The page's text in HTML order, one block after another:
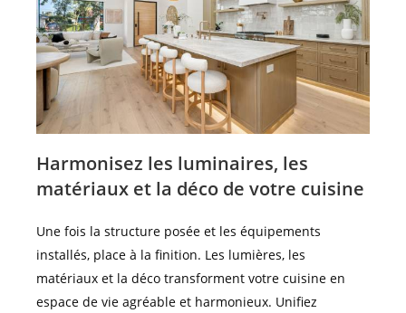
Harmonisez les luminaires, les
matériaux et la déco de votre cuisine
Une fois la structure posée et les équipements
installés, place à la finition. Les lumières, les
matériaux et la déco transforment votre cuisine en
espace de vie agréable et harmonieux. Unifiez